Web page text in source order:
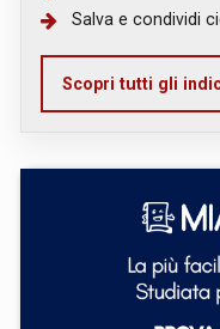
Salva e condividi
Scopri tutti gli